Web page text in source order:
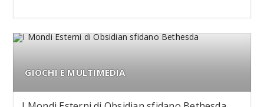
GIOCHI E MULTIMEDIA